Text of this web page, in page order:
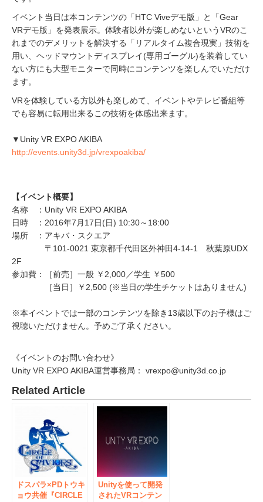
イベント当日は本コンテンツの「HTC Viveデモ版」と「Gear
VRデモ版」を発表展示。体験者以外が楽しめないというVRのこ
れまでのデメリットを解決する「リアルタイム複合現実」技術を
用い、ヘッドマウントディスプレイ(専用ゴーグル)を装着してい
ない方にも大型モニターで同時にコンテンツを楽しんでいただけ
ます。
VRを体験している方以外も楽しめて、イベントやテレビ番組等
でも容易に転用出来るこの技術を体感出来ます。
▼Unity VR EXPO AKIBA
http://events.unity3d.jp/vrexpoakiba/
【イベント概要】
名称 ：Unity VR EXPO AKIBA
日時 ：2016年7月17日(日) 10:30～18:00
場所 ：アキバ・スクエア
〒101-0021 東京都千代田区外神田4-14-1 秋葉原UDX
2F
参加費：［前売］一般 ￥2,000／学生 ￥500
［当日］￥2,500 (※当日の学生チケットはありません)
※本イベントでは一部のコンテンツを除き13歳以下のお子様はご
視聴いただけません。予めご了承ください。
《イベントのお問い合わせ》
Unity VR EXPO AKIBA運営事務局： vrexpo@unity3d.co.jp
Related Article
ドスパラ×PDトウキ
ョウ共催『CIRCLE
Unityを使って開発
されたVRコンテン